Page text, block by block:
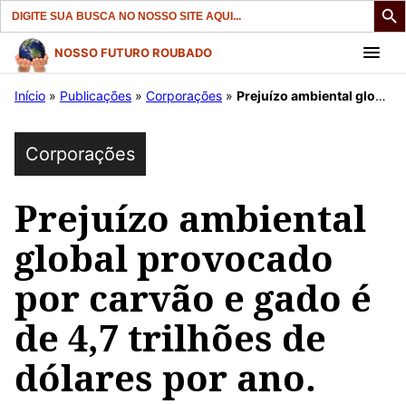
Search
for:
Pular
para
conteúdo
NOSSO FUTURO ROUBADO
Início » Publicações » Corporações » Prejuízo ambiental global provocado por carvão e gado é de 4,7 trilhões de dólares por ano.
Corporações
Prejuízo ambiental
global provocado
por carvão e gado é
de 4,7 trilhões de
dólares por ano.